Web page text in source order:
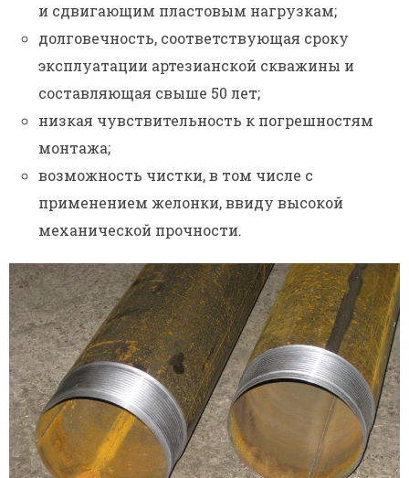
и сдвигающим пластовым нагрузкам;
долговечность, соответствующая сроку
эксплуатации артезианской скважины и
составляющая свыше 50 лет;
низкая чувствительность к погрешностям
монтажа;
возможность чистки, в том числе с
применением желонки, ввиду высокой
механической прочности.